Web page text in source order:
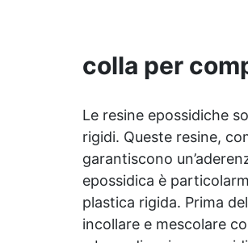
usare:
con rapporto
colla per
Le resine epossidiche
rigidi. Queste resine,
garantiscono
epossidica è
plastica rigida. Prima
incollare e mescolare